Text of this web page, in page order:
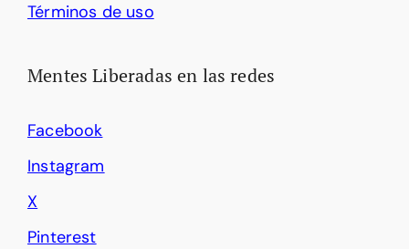
Términos de uso
Mentes Liberadas en las redes
Facebook
Instagram
X
Pinterest